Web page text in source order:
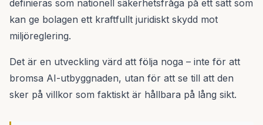
definieras som nationell säkerhetsfråga på ett sätt som
kan ge bolagen ett kraftfullt juridiskt skydd mot
miljöreglering.
Det är en utveckling värd att följa noga – inte för att
bromsa AI-utbyggnaden, utan för att se till att den
sker på villkor som faktiskt är hållbara på lång sikt.